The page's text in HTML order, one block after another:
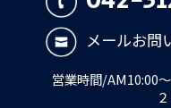
メールお問
営業時間/AM10:00